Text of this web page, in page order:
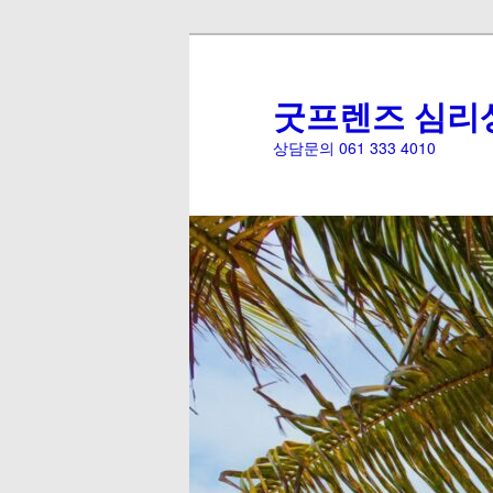
굿프렌즈 심리
상담문의 061 333 4010